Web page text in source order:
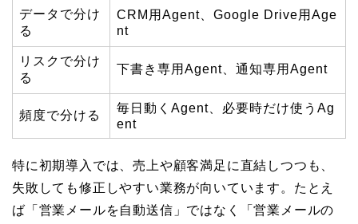
データで分け
る
CRM用Agent、Google Drive用Age
nt
リスクで分け
る
下書き専用Agent、通知専用Agent
頻度で分ける
毎日動くAgent、必要時だけ使うAg
ent
特に初期導入では、売上や顧客満足に直結しつつも、
失敗しても修正しやすい業務が向いています。たとえ
ば「営業メールを自動送信」ではなく「営業メールの